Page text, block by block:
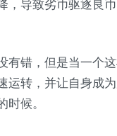
，导致劣币驱逐良
有错，但是当一个
运转，并让自身成
候。